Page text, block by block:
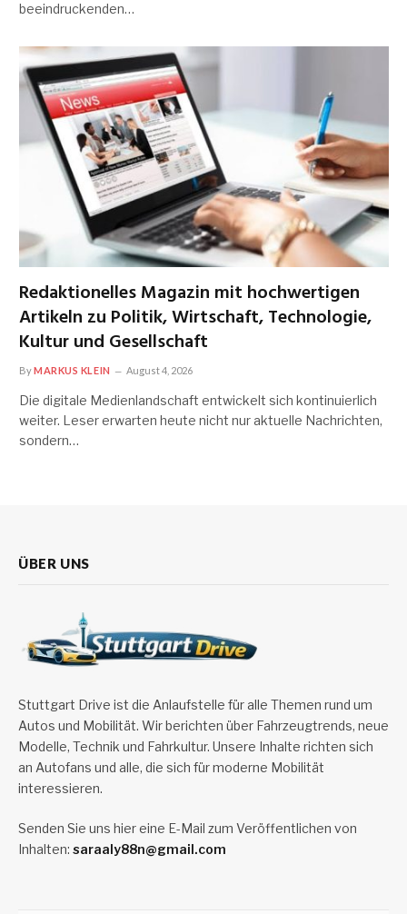
beeindruckenden…
Redaktionelles Magazin mit hochwertigen
Artikeln zu Politik, Wirtschaft, Technologie,
Kultur und Gesellschaft
ByMARKUS KLEIN August 4, 2026
Die digitale Medienlandschaft entwickelt sich kontinuierlich
weiter. Leser erwarten heute nicht nur aktuelle Nachrichten,
sondern…
ÜBER UNS
Stuttgart Drive ist die Anlaufstelle für alle Themen rund um
Autos und Mobilität. Wir berichten über Fahrzeugtrends, neue
Modelle, Technik und Fahrkultur. Unsere Inhalte richten sich
an Autofans und alle, die sich für moderne Mobilität
interessieren.
Senden Sie uns hier eine E-Mail zum Veröffentlichen von
Inhalten: saraaly88n@gmail.com